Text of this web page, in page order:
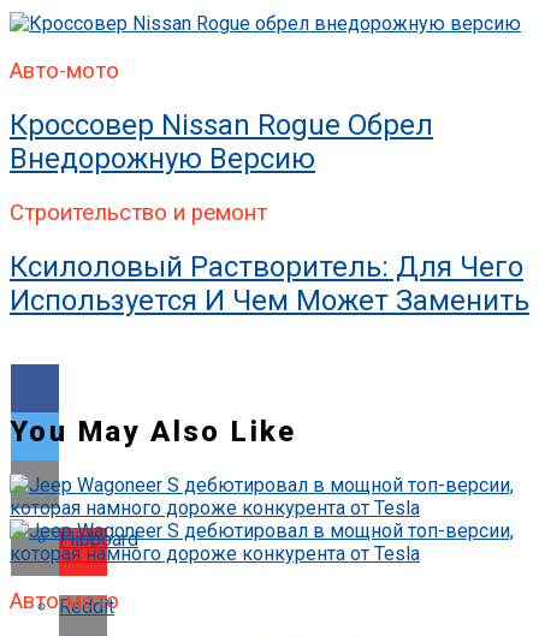
Авто-мото
Кроссовер Nissan Rogue Обрел
Внедорожную Версию
Строительство и ремонт
Ксилоловый Растворитель: Для Чего
Используется И Чем Может Заменить
Flipboard
Reddit
You May Also Like
Авто-мото